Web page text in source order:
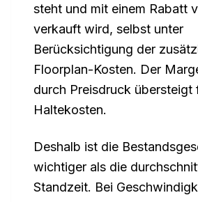
steht und mit einem Rabatt
verkauft wird, selbst unter
Berücksichtigung der
Floorplan-Kosten. Der
durch Preisdruck übersteigt
Haltekosten.
Deshalb ist die
wichtiger als die
Standzeit. Bei